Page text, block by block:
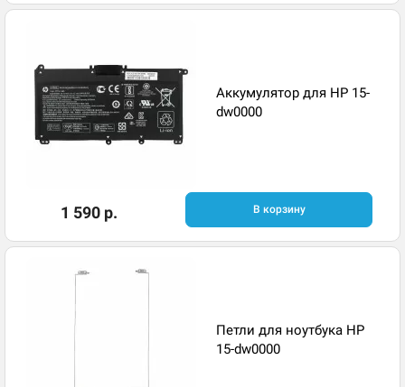
Аккумулятор для HP 15-
dw0000
1 590 р. В корзину
Петли для ноутбука HP
15-dw0000